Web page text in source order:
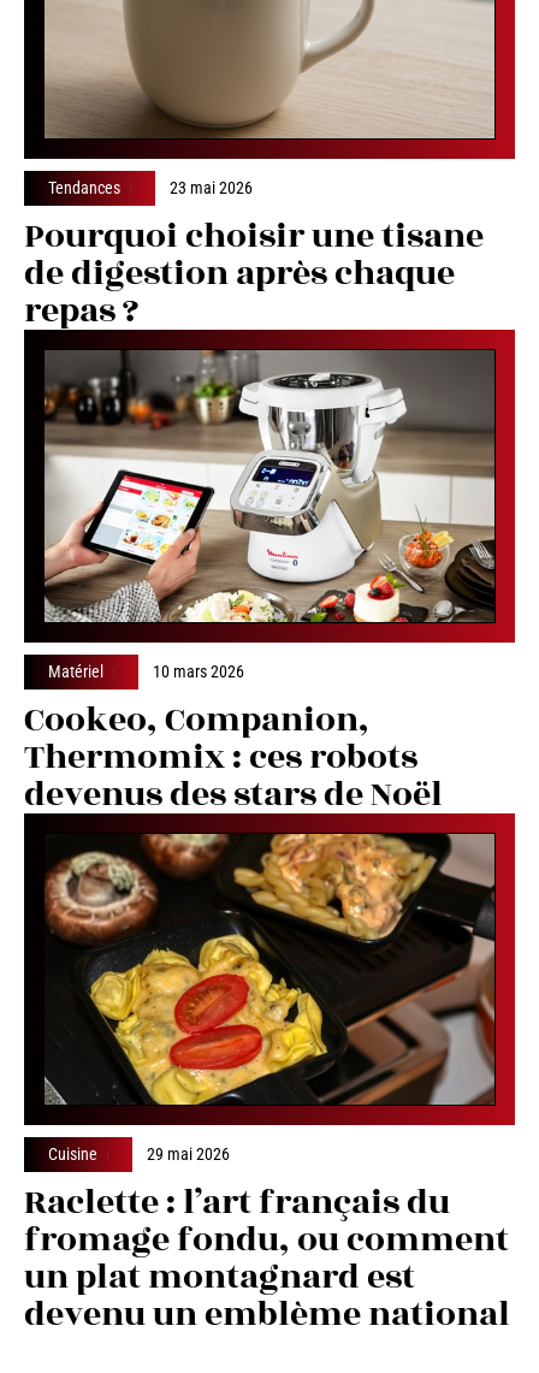
Tendances 23 mai 2026
Pourquoi choisir une tisane
de digestion après chaque
repas ?
Matériel 10 mars 2026
Cookeo, Companion,
Thermomix : ces robots
devenus des stars de Noël
Cuisine 29 mai 2026
Raclette : l’art français du
fromage fondu, ou comment
un plat montagnard est
devenu un emblème national